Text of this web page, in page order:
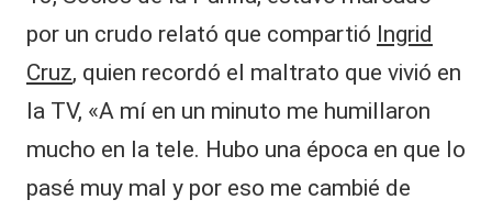
por un crudo relató que compartió Ingrid
Cruz, quien recordó el maltrato que vivió en
la TV, «A mí en un minuto me humillaron
mucho en la tele. Hubo una época en que lo
pasé muy mal y por eso me cambié de